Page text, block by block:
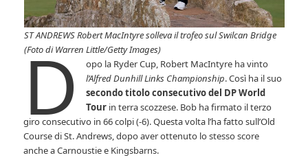
ST ANDREWS Robert MacIntyre solleva il trofeo sul Swilcan Bridge
(Foto di Warren Little/Getty Images)
D
opo la Ryder Cup, Robert MacIntyre ha vinto
l’Alfred Dunhill Links Championship. Così ha il suo
secondo titolo consecutivo del DP World
Tourin terra scozzese. Bob ha firmato il terzo
giro consecutivo in 66 colpi (-6). Questa volta l’ha fatto sull’Old
Course di St. Andrews, dopo aver ottenuto lo stesso score
anche a Carnoustie e Kingsbarns.